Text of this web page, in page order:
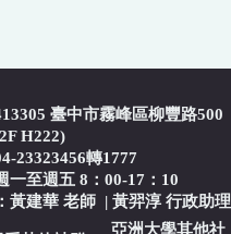
臺中市霧峰區柳豐路500
H222)
23323456轉1777
一至週五 8：00-17：10
黃建華 老師 |黃羿淳 行政助理
亞洲大學其他社